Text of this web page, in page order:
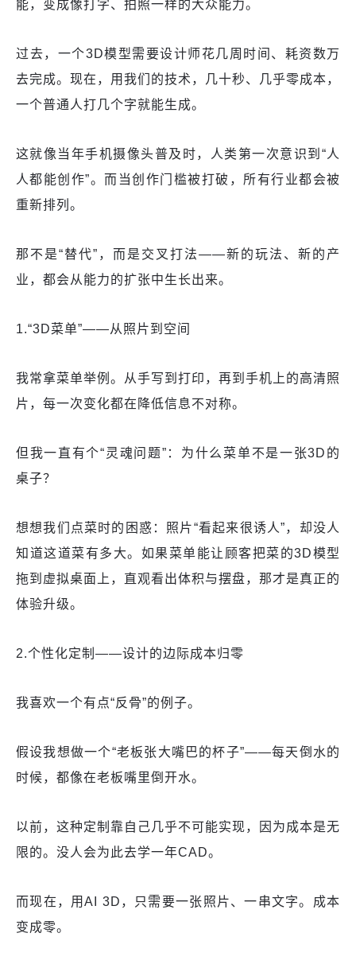
能，变成像打字、拍照一样的大众能力。
过去，一个3D模型需要设计师花几周时间、耗资数万
去完成。现在，用我们的技术，几十秒、几乎零成本，
一个普通人打几个字就能生成。
这就像当年手机摄像头普及时，人类第一次意识到“人
人都能创作”。而当创作门槛被打破，所有行业都会被
重新排列。
那不是“替代”，而是交叉打法——新的玩法、新的产
业，都会从能力的扩张中生长出来。
1.“3D菜单”——从照片到空间
我常拿菜单举例。从手写到打印，再到手机上的高清照
片，每一次变化都在降低信息不对称。
但我一直有个“灵魂问题”：为什么菜单不是一张3D的
桌子？
想想我们点菜时的困惑：照片“看起来很诱人”，却没人
知道这道菜有多大。如果菜单能让顾客把菜的3D模型
拖到虚拟桌面上，直观看出体积与摆盘，那才是真正的
体验升级。
2.个性化定制——设计的边际成本归零
我喜欢一个有点“反骨”的例子。
假设我想做一个“老板张大嘴巴的杯子”——每天倒水的
时候，都像在老板嘴里倒开水。
以前，这种定制靠自己几乎不可能实现，因为成本是无
限的。没人会为此去学一年CAD。
而现在，用AI 3D，只需要一张照片、一串文字。成本
变成零。